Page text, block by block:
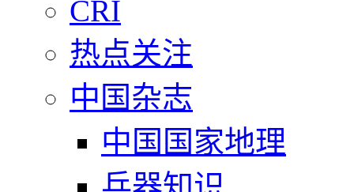
CRI
热点关注
中国杂志
中国国家地理